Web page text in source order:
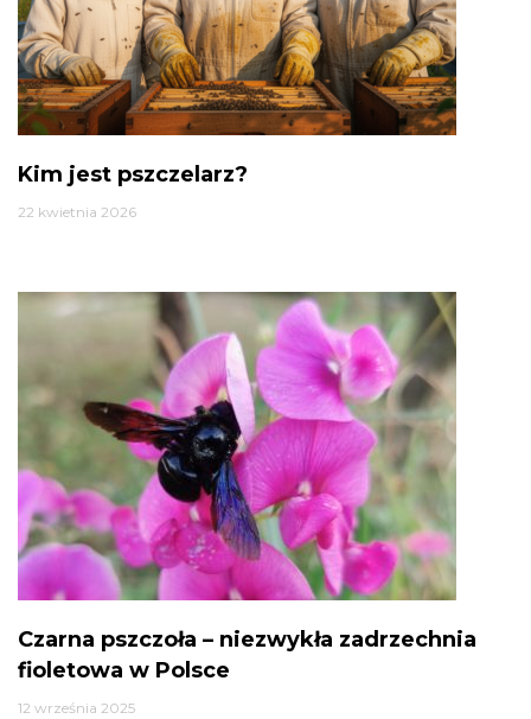
Kim jest pszczelarz?
22 kwietnia 2026
Czarna pszczoła – niezwykła zadrzechnia
fioletowa w Polsce
12 września 2025